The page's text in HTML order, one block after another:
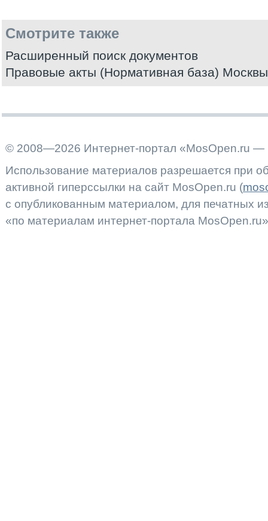
Смотрите также
Расширенный поиск документов
Правовые акты (Нормативная база) Москвы
© 2008—2026 Интернет-портал «MosOpen.ru —
Использование материалов разрешается при
активной гиперссылки на сайт MosOpen.ru (
с опубликованным материалом, для печатных
«по материалам интернет-портала